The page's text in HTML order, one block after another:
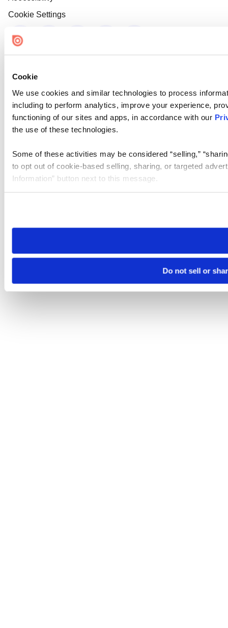
Cookie
We use cookies and similar technologies to process
including to perform analytics, improve your experience,
functioning of our sites and apps, in accordance with our
the use of these technologies.
Some of these activities may be considered “selling,”
to opt out of cookie-based selling, sharing, or targeted
Information” button next to this message.
need to be set again.
Do not sell or
Cookie Settings